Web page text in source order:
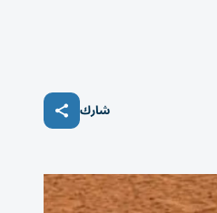
شارك